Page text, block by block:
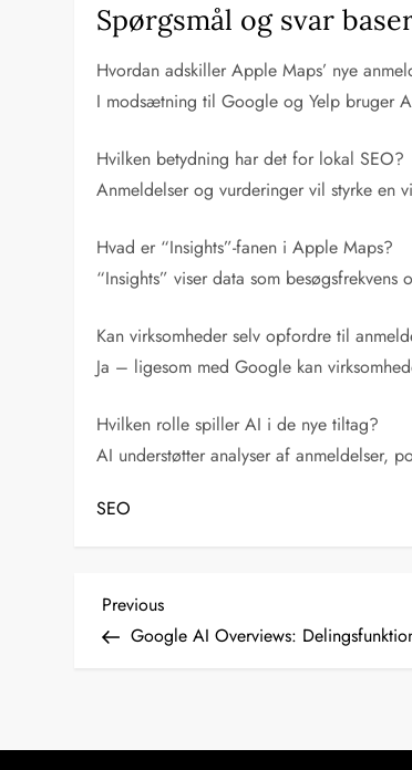
Spørgsmål og svar
Hvordan adskiller Apple Maps’ nye
I modsætning til Google og Yelp bruger
Hvilken betydning har det for lokal SEO?
Anmeldelser og vurderinger vil styrke en
Hvad er “Insights”-fanen i Apple Maps?
“Insights” viser data som
Kan virksomheder selv opfordre til
Ja – ligesom med Google kan
Hvilken rolle spiller AI i de nye tiltag?
AI understøtter analyser af anmeldelser,
SEO
I
n
æ
Previous
Post
Previous
Google AI Overviews: